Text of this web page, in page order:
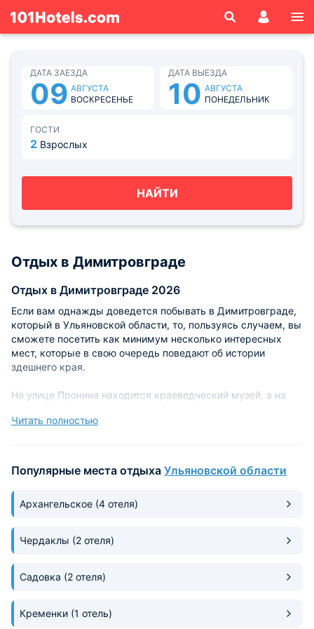
ДАТА ЗАЕЗДА
09 АВГУСТА
ВОСКРЕСЕНЬЕ
ДАТА ВЫЕЗДА
10 АВГУСТА
ПОНЕДЕЛЬНИК
ГОСТИ
2 Взрослых
НАЙТИ
Отдых в Димитровграде
Отдых в Димитровграде 2026
Если вам однажды доведется побывать в Димитровграде,
который в Ульяновской области, то, пользуясь случаем, вы
сможете посетить как минимум несколько интересных
мест, которые в свою очередь поведают об истории
здешнего края.
На улице Пронина находится краеведческий музей, а на
зданий, представляющее историческую ценность.
Как уже было выше сказано, можно побывать в
краеведческом музее на улице Пронина, по ней же
находится и драматический театр, и театр Подиум.
В городе можно обнаружить красивую, старинную
мельницу и несколько памятников, таких как: памятник
меценату Маркову, памятник рублю и памятник-обелиск
расстрелянным белогвардейцами коммунистам в 1918
году. Неподалеку от реки Мелекесски находятся братские
могилы, а на городской площади есть памятник Ленину.
Читать полностью
Популярные места отдыха Ульяновской области
Архангельское (4 отеля)
Чердаклы (2 отеля)
Садовка (2 отеля)
Кременки (1 отель)